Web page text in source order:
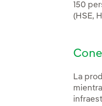
150
(HSE,
La